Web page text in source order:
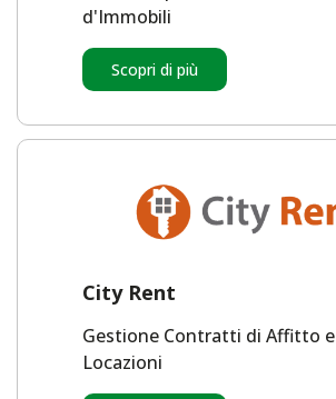
d'Immobili
Scopri di più
City Rent
Gestione Contratti di Affitto e
Locazioni